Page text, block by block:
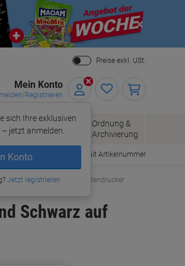
Close
Preise exkl. USt.
Mein Konto
Registrieren
sich Ihre exklusiven
jetzt anmelden.
Konto
Jetzt registrieren
Bürobedarf
Ordnung &
Archivierung
Bestellen mit Artikelnummer
für Etikettendrucker
Schwarz auf